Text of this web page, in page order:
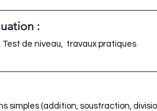
:
Test de niveau, travaux pratiques
simples (addition, soustraction,